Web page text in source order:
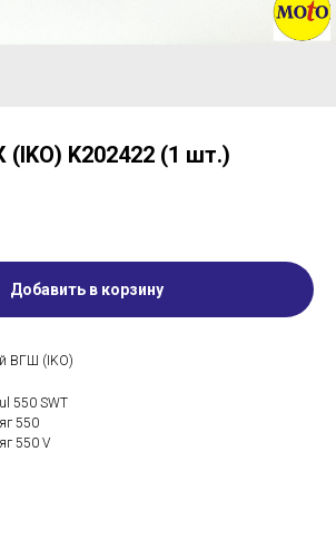
K202422 (1 шт.)
Добавить в корзину
ВГШ (IKO)
550 SWT
550
550 V